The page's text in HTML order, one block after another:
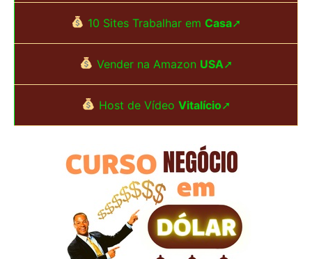
a
p
10 Sites Trabalhar emCasa➚
Vender na Amazon USA➚
Host de Vídeo Vitalício➚